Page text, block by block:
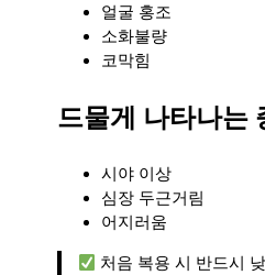
얼굴 홍조
소화불량
코막힘
드물게 나타나는
시야 이상
심장 두근거림
어지러움
처음 복용 시 반드시